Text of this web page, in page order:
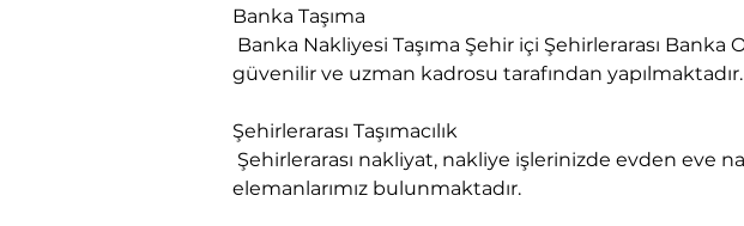
​Banka Taşıma
güvenilir ve uzman kadrosu tarafından yapılmaktadır.
Şehirlerarası Taşımacılık
elemanlarımız bulunmaktadır.